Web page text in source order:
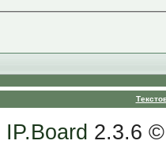
IP.Board 2.3.6